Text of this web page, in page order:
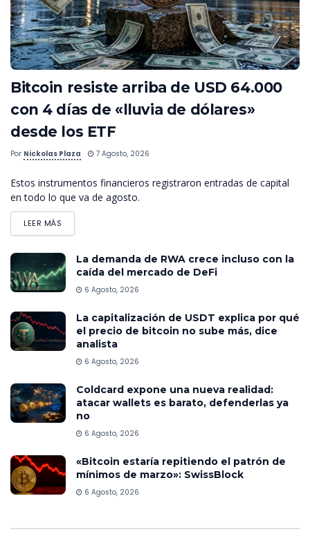
Bitcoin resiste arriba de USD 64.000
con 4 días de «lluvia de dólares»
desde los ETF
Por Nickolas Plaza 7 Agosto, 2026
Estos instrumentos financieros registraron entradas de capital
en todo lo que va de agosto.
LEER MÁS
La demanda de RWA crece incluso con la
caída del mercado de DeFi
6 Agosto, 2026
La capitalización de USDT explica por qué
el precio de bitcoin no sube más, dice
analista
6 Agosto, 2026
Coldcard expone una nueva realidad:
atacar wallets es barato, defenderlas ya
no
6 Agosto, 2026
«Bitcoin estaría repitiendo el patrón de
mínimos de marzo»: SwissBlock
6 Agosto, 2026